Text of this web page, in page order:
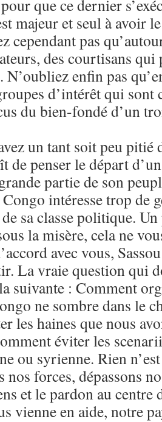
que ce dernier
majeur et seul à avoir
cependant pas
des courtisans qui
N’oubliez enfin pas
d’intérêt qui sont
du bien-fondé d’un
un tant soit peu pitié
de penser le départ
partie de son
intéresse trop de
sa classe politique.
la misère, cela ne
avec vous,
La vraie question qui
suivante : Comment
ne sombre dans le
les haines que nous
éviter les
ou syrienne. Rien n’est
nos forces, dépassons
et le pardon au centre
vienne en aide, notre